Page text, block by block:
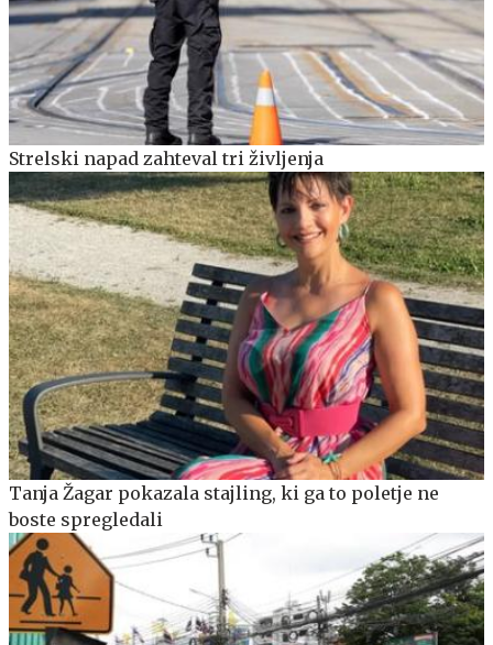
Strelski napad zahteval tri življenja
Tanja Žagar pokazala stajling, ki ga to poletje ne
boste spregledali